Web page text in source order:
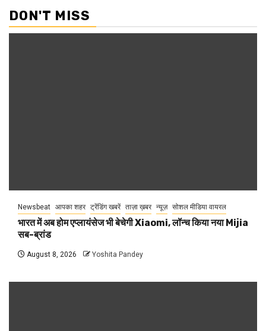
DON'T MISS
Newsbeat आपका शहर ट्रेंडिंग खबरें ताज़ा ख़बर न्यूज़ सोशल मीडिया वायरल
भारत में अब होम एप्लायंसेज भी बेचेगी Xiaomi, लॉन्च किया नया Mijia
सब-ब्रांड
August 8, 2026 Yoshita Pandey